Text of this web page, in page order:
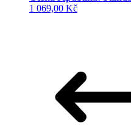
1 069,00 Kč